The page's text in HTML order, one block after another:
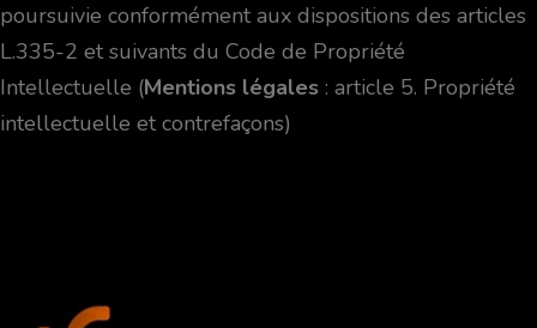
poursuivie conformément aux dispositions des articles
L.335-2 et suivants du Code de Propriété
Intellectuelle (Mentions légales : article 5. Propriété
intellectuelle et contrefaçons)